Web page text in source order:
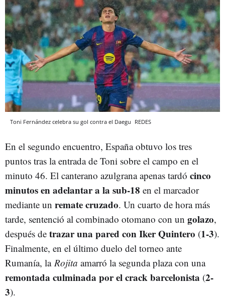
Toni Fernández celebra su gol contra el Daegu REDES
En el segundo encuentro, España obtuvo los tres
puntos tras la entrada de Toni sobre el campo en el
minuto 46. El canterano azulgrana apenas tardó cinco
minutos en adelantar a la sub-18 en el marcador
mediante un remate cruzado. Un cuarto de hora más
tarde, sentenció al combinado otomano con un golazo,
después de trazar una pared con Iker Quintero (1-3).
Finalmente, en el último duelo del torneo ante
Rumanía, la Rojita amarró la segunda plaza con una
remontada culminada por el crack barcelonista (2-
3).